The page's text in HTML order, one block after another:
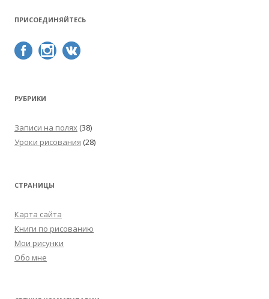
ПРИСОЕДИНЯЙТЕСЬ
РУБРИКИ
Записи на полях (38)
Уроки рисования (28)
СТРАНИЦЫ
Карта сайта
Книги по рисованию
Мои рисунки
Обо мне